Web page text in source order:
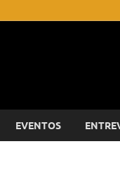
EVENTOS